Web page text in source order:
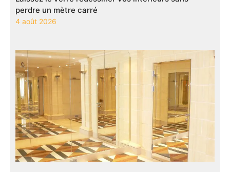
perdre un mètre carré
4 août 2026